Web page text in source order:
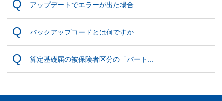
アップデートでエラーが出た場合
バックアップコードとは何ですか
算定基礎届の被保険者区分の「パート...